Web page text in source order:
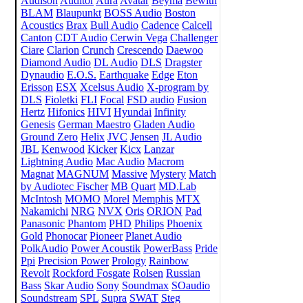
BLAM Blaupunkt BOSS Audio Boston
Acoustics Brax Bull Audio Cadence Calcell
Canton CDT Audio Cerwin Vega Challenger
Ciare Clarion Crunch Crescendo Daewoo
Diamond Audio DL Audio DLS Dragster
Dynaudio E.O.S. Earthquake Edge Eton
Erisson ESX Xcelsus Audio X-program by
DLS Fioletki FLI Focal FSD audio Fusion
Hertz Hifonics HIVI Hyundai Infinity
Genesis German Maestro Gladen Audio
Ground Zero Helix JVC Jensen JL Audio
JBL Kenwood Kicker Kicx Lanzar
Lightning Audio Mac Audio Macrom
Magnat MAGNUM Massive Mystery Match
by Audiotec Fischer MB Quart MD.Lab
McIntosh MOMO Morel Memphis MTX
Nakamichi NRG NVX Oris ORION Pad
Panasonic Phantom PHD Philips Phoenix
Gold Phonocar Pioneer Planet Audio
PolkAudio Power Acoustik PowerBass Pride
Ppi Precision Power Prology Rainbow
Revolt Rockford Fosgate Rolsen Russian
Bass Skar Audio Sony Soundmax SOaudio
Soundstream SPL Supra SWAT Steg